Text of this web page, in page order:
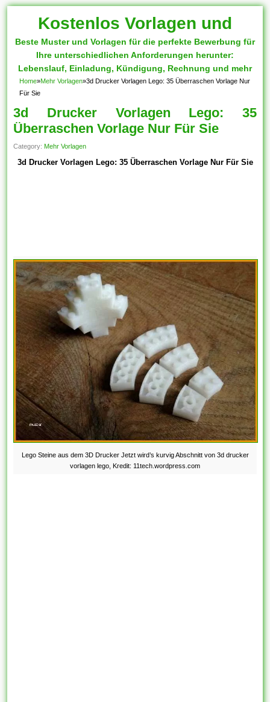
Kostenlos Vorlagen und
Muster
Beste Muster und Vorlagen für die perfekte Bewerbung für
Ihre unterschiedlichen Anforderungen herunter:
Lebenslauf, Einladung, Kündigung, Rechnung und mehr
Home»Mehr Vorlagen»3d Drucker Vorlagen Lego: 35 Überraschen Vorlage Nur
Für Sie
3d Drucker Vorlagen Lego: 35
Überraschen Vorlage Nur Für Sie
Category: Mehr Vorlagen
3d Drucker Vorlagen Lego: 35 Überraschen Vorlage Nur Für Sie
Lego Steine aus dem 3D Drucker Jetzt wird’s kurvig Abschnitt von 3d drucker
vorlagen lego, Kredit: 11tech.wordpress.com